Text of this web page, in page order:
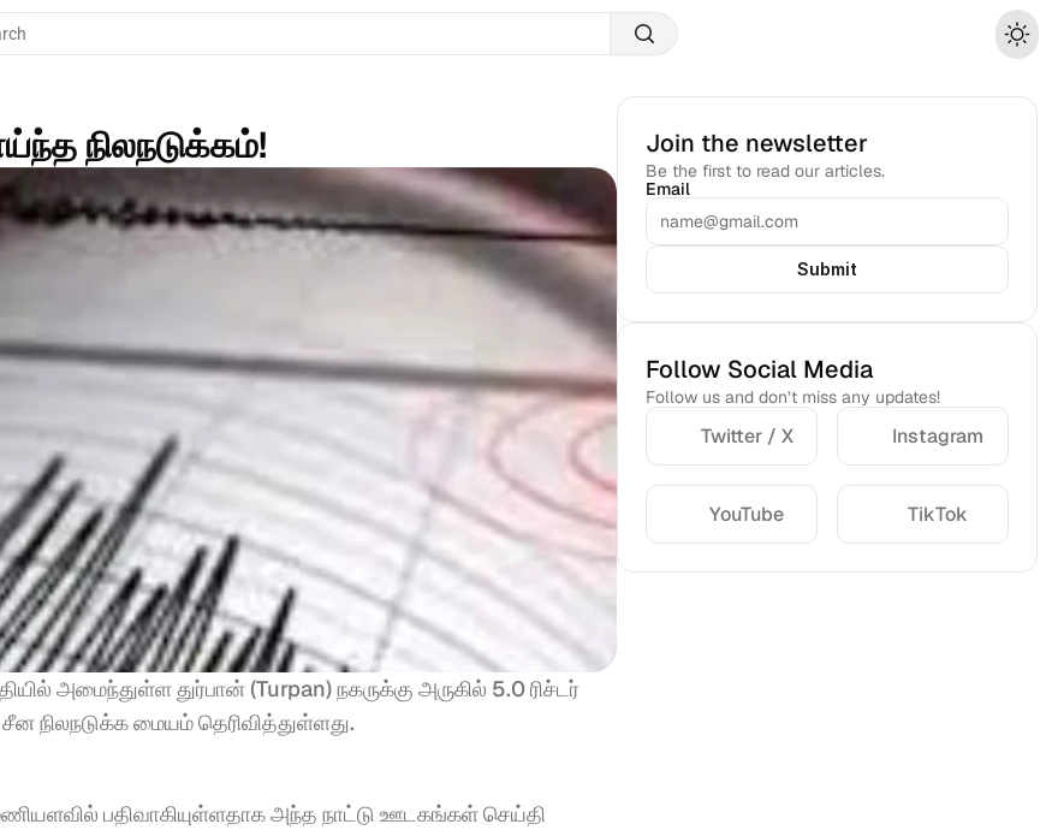
நிலநடுக்கம்!
அமைந்துள்ள துர்பான் (Turpan) நகருக்கு அருகில் 5.0 ரிச்டர்
நிலநடுக்க மையம் தெரிவித்துள்ளது.
பதிவாகியுள்ளதாக அந்த நாட்டு ஊடகங்கள் செய்தி
Join the newsletter
Be the first to read our articles.
Email
Submit
Follow Social Media
Follow us and don’t miss any updates!
Twitter / X Instagram
YouTube TikTok